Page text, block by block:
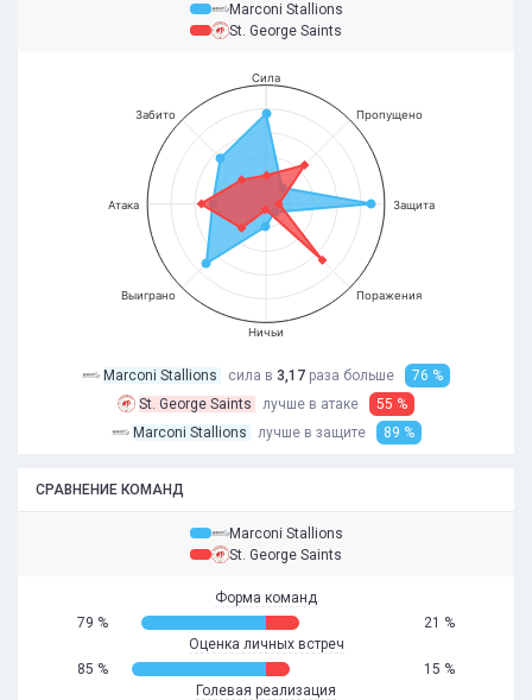
Marconi Stallions
St. George Saints
Сила
Пропущено
Защита
Поражения
Ничьи
Выиграно
Атака
Забито
Marconi Stallions сила в 3,17 раза больше
76 %
St. George Saints
лучше в атаке
55 %
Marconi Stallions
лучше в защите 89 %
СРАВНЕНИЕ КОМАНД
Marconi Stallions
St. George Saints
Форма команд
79 %
21 %
Оценка личных встреч
85 %
15 %
Голевая реализация